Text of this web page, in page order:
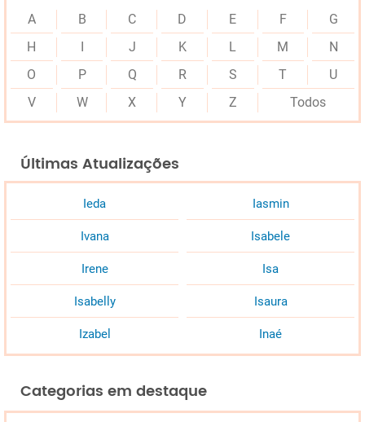
A B C D E F
G
H
J K L M
N
O
P Q R S T
U
V
W X Y Z Todos
Últimas Atualizações
Ieda Iasmin
Ivana Isabele
Irene Isa
Isabelly Isaura
Izabel Inaé
Categorias em destaque